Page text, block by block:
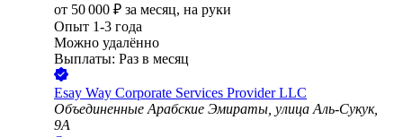
от 50 000 ₽ за месяц, на руки
Опыт 1-3 года
Можно удалённо
Выплаты: Раз в месяц
Esay Way Corporate Services Provider LLC
Объединенные Арабские Эмираты, улица Аль-Сукук,
9A